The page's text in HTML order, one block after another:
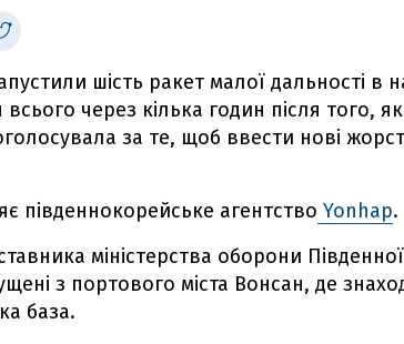
шість ракет малої дальності в
через кілька годин після того,
за те, щоб ввести нові
південнокорейське агентство Yonhap.
міністерства оборони
з портового міста Вонсан, де
база.